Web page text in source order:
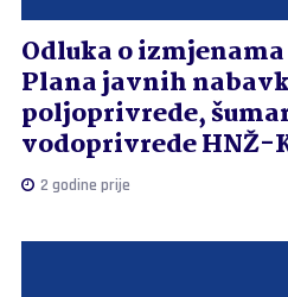
Odluka o
Plana javnih
poljoprivrede,
vodoprivrede HNŽ-
2 godine prije